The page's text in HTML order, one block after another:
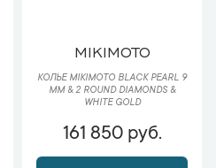
MIKIMOTO
КОЛЬЕ MIKIMOTO BLACK PEARL 9
MM & 2 ROUND DIAMONDS &
WHITE GOLD
161 850 руб.